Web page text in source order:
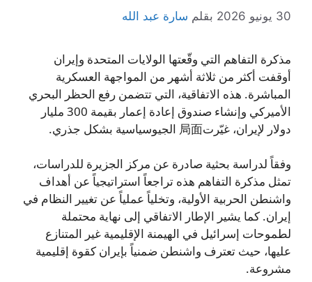
30 يونيو 2026 بقلم سارة عبد الله
مذكرة التفاهم التي وقّعتها الولايات المتحدة وإيران
أوقفت أكثر من ثلاثة أشهر من المواجهة العسكرية
المباشرة. هذه الاتفاقية، التي تتضمن رفع الحظر البحري
الأميركي وإنشاء صندوق إعادة إعمار بقيمة 300 مليار
دولار لإيران، غيّرت局面 الجيوسياسية بشكل جذري.
وفقاً لدراسة بحثية صادرة عن مركز الجزيرة للدراسات،
تمثل مذكرة التفاهم هذه تراجعاً استراتيجياً عن أهداف
واشنطن الحربية الأولية، وتخلياً عملياً عن تغيير النظام في
إيران. كما يشير الإطار الاتفاقي إلى نهاية محتملة
لطموحات إسرائيل في الهيمنة الإقليمية غير المتنازع
عليها، حيث تعترف واشنطن ضمنياً بإيران كقوة إقليمية
مشروعة.